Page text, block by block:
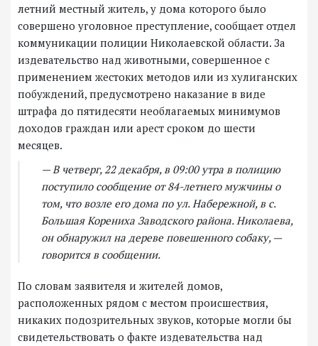
летний местный житель, у дома которого было
совершено уголовное преступление, сообщает отдел
коммуникации полиции Николаевской области. За
издевательство над животными, совершенное с
применением жестоких методов или из хулиганских
побуждений, предусмотрено наказание в виде
штрафа до пятидесяти необлагаемых минимумов
доходов граждан или арест сроком до шести
месяцев.
— В четверг, 22 декабря, в 09:00 утра в полицию
поступило сообщение от 84-летнего мужчины о
том, что возле его дома по ул. Набережной, в с.
Большая Корениха Заводского района. Николаева,
он обнаружил на дереве повешенного собаку, —
говорится в сообщении.
По словам заявителя и жителей домов,
расположенных рядом с местом происшествия,
никаких подозрительных звуков, которые могли бы
свидетельствовать о факте издевательства над